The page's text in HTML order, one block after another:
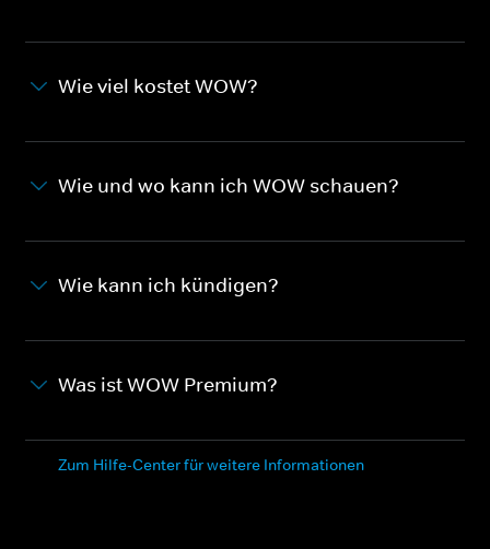
Wie viel kostet WOW?
Wie und wo kann ich WOW schauen?
Wie kann ich kündigen?
Was ist WOW Premium?
Zum Hilfe-Center für weitere Informationen